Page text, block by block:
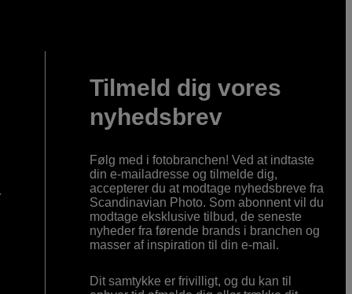
Tilmeld dig vores
nyhedsbrev
Følg med i fotobranchen! Ved at indtaste
din e-mailadresse og tilmelde dig,
accepterer du at modtage nyhedsbreve fra
Scandinavian Photo. Som abonnent vil du
modtage eksklusive tilbud, de seneste
nyheder fra førende brands i branchen og
masser af inspiration til din e-mail.
Dit samtykke er frivilligt, og du kan til